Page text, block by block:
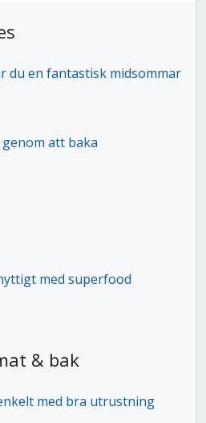
du en fantastisk midsommar
genom att baka
med superfood
& bak
med bra utrustning